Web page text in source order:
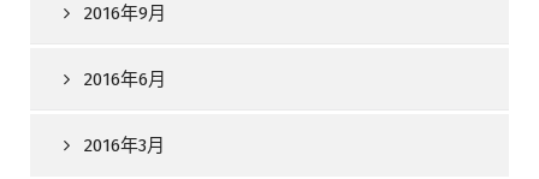
2016年9月
2016年6月
2016年3月